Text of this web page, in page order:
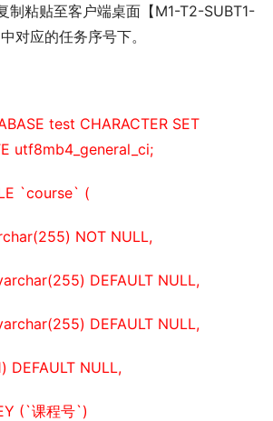
制粘贴至客户端桌面【M1-T2-SUBT1-
对应的任务序号下。
test CHARACTER SET
utf8mb4_general_ci;
`course` (
NOT NULL,
DEFAULT NULL,
DEFAULT NULL,
DEFAULT NULL,
(`课程号`)